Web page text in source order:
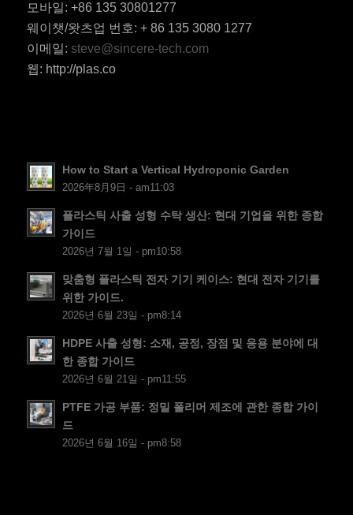
모바일: +86 135 30801277
웨이챗/왓츠업 번호: + 86 135 3080 1277
이메일: steve@sincere-tech.com
웹: http://plas.co
How to Start a Vertical Hydroponic Garden
2026年8月9日 - am11:03
플라스틱 사출 성형 수탁 생산: 현대 기업을 위한 종합
가이드
2026년 7월 1일 - pm10:58
맞춤형 플라스틱 전자 기기 케이스: 현대 전자 기기를
위한 가이드.
2026년 6월 23일 - pm8:14
HDPE 사출 성형: 소재, 공정, 장점 및 응용 분야에 대
한 종합 가이드
2026년 6월 21일 - pm11:55
PTFE 가공 부품: 정밀 폴리머 제조에 관한 종합 가이
드
2026년 6월 16일 - pm8:58
DE
RU
NL
PL
AR
ES
JA
PT
DA
SV
HU
RO